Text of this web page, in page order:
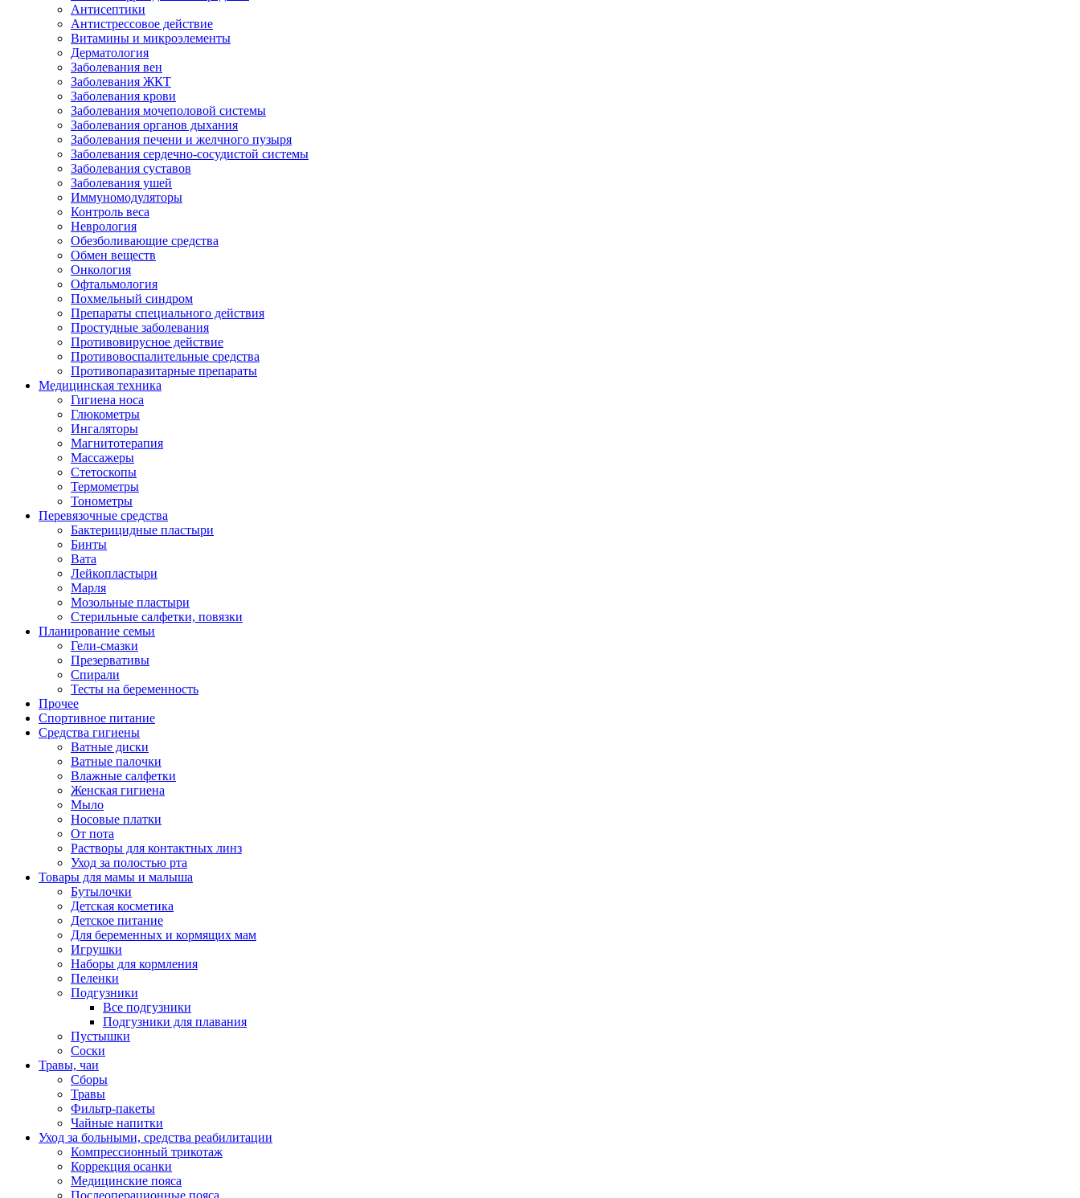
Антисептики
Антистрессовое действие
Витамины и микроэлементы
Дерматология
Заболевания вен
Заболевания ЖКТ
Заболевания крови
Заболевания мочеполовой системы
Заболевания органов дыхания
Заболевания печени и желчного пузыря
Заболевания сердечно-сосудистой системы
Заболевания суставов
Заболевания ушей
Иммуномодуляторы
Контроль веса
Неврология
Обезболивающие средства
Обмен веществ
Онкология
Офтальмология
Похмельный синдром
Препараты специального действия
Простудные заболевания
Противовирусное действие
Противовоспалительные средства
Противопаразитарные препараты
Медицинская техника
Гигиена носа
Глюкометры
Ингаляторы
Магнитотерапия
Массажеры
Стетоскопы
Термометры
Тонометры
Перевязочные средства
Бактерицидные пластыри
Бинты
Вата
Лейкопластыри
Марля
Мозольные пластыри
Стерильные салфетки, повязки
Планирование семьи
Гели-смазки
Презервативы
Спирали
Тесты на беременность
Прочее
Спортивное питание
Средства гигиены
Ватные диски
Ватные палочки
Влажные салфетки
Женская гигиена
Мыло
Носовые платки
От пота
Растворы для контактных линз
Уход за полостью рта
Товары для мамы и малыша
Бутылочки
Детская косметика
Детское питание
Для беременных и кормящих мам
Игрушки
Наборы для кормления
Пеленки
Подгузники
Все подгузники
Подгузники для плавания
Пустышки
Соски
Травы, чаи
Сборы
Травы
Фильтр-пакеты
Чайные напитки
Уход за больными, средства реабилитации
Компрессионный трикотаж
Коррекция осанки
Медицинские пояса
Послеоперационные пояса